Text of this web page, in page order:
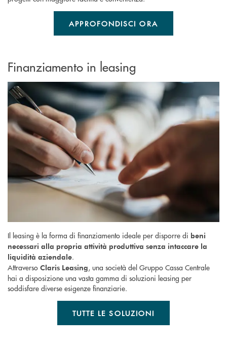
APPROFONDISCI ORA
Finanziamento in leasing
Il leasing è la forma di finanziamento ideale per disporre di beni
necessari alla propria attività produttiva senza intaccare la
liquidità aziendale.
Attraverso Claris Leasing, una società del Gruppo Cassa Centrale
hai a disposizione una vasta gamma di soluzioni leasing per
soddisfare diverse esigenze finanziarie.
TUTTE LE SOLUZIONI